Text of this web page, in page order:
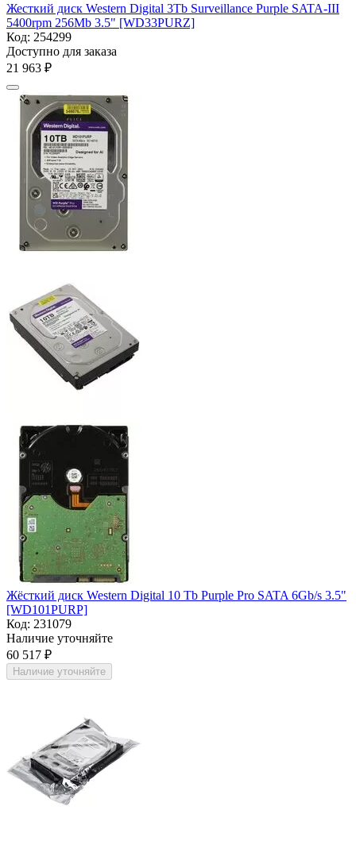
Жесткий диск Western Digital 3Tb Surveillance Purple SATA-III
5400rpm 256Mb 3.5" [WD33PURZ]
Код: 254299
Доступно для заказа
21 963 ₽
Жёсткий диск Western Digital 10 Tb Purple Pro SATA 6Gb/s 3.5"
[WD101PURP]
Код: 231079
Наличие уточняйте
60 517 ₽
Наличие уточняйте